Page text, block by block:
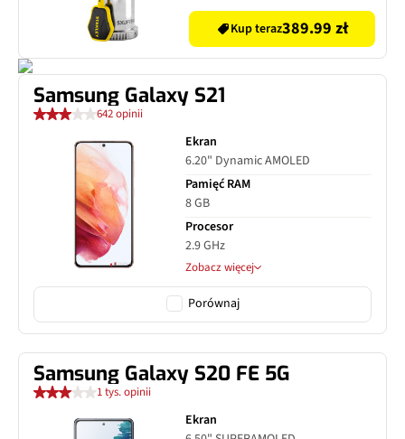
Kup teraz389.99 zł
Samsung Galaxy S21
642 opinii
Ekran
6.20" Dynamic AMOLED
Pamięć RAM
8 GB
Procesor
2.9 GHz
Zobacz więcej
Porównaj
Samsung Galaxy S20 FE 5G
1 tys. opinii
Ekran